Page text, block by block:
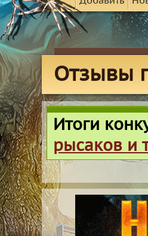
Отзывы
Итоги
рысаков и